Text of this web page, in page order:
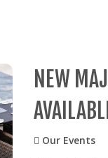
NEW
Our Events